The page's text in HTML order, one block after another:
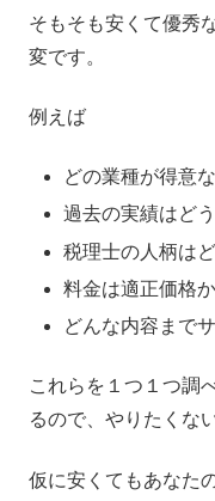
そもそも安くて優秀
変です。
例えば
どの業種が得意
過去の実績はど
税理士の人柄は
料金は適正価格か
どんな内容まで
これらを１つ１つ調
るので、やりたくな
仮に安くてもあなた